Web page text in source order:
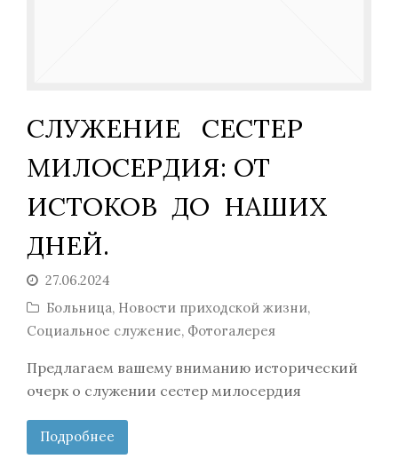
СЛУЖЕНИЕ СЕСТЕР
МИЛОСЕРДИЯ: ОТ
ИСТОКОВ ДО НАШИХ
ДНЕЙ.
27.06.2024
Больница, Новости приходской жизни,
Социальное служение, Фотогалерея
Предлагаем вашему вниманию исторический
очерк о служении сестер милосердия
Подробнее